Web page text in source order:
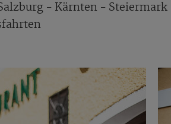
- Kärnten - Steiermark